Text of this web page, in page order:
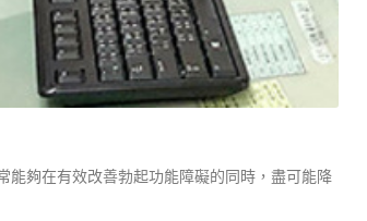
夠在有效改善勃起功能障礙的同時，盡可能降